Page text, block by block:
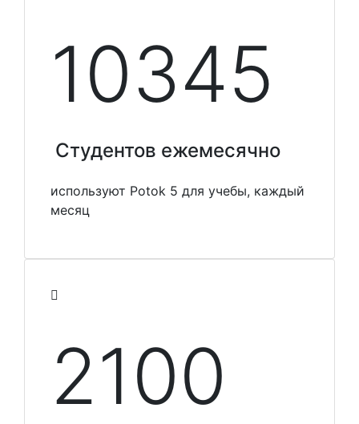
10348
Студентов ежемесячно
используют Potok 5 для учебы, каждый
месяц
2100